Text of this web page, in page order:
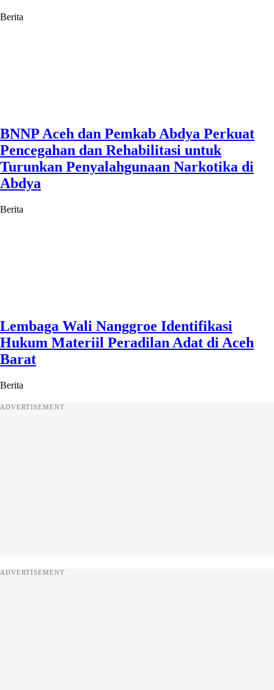
Berita
BNNP Aceh dan Pemkab Abdya Perkuat
Pencegahan dan Rehabilitasi untuk
Turunkan Penyalahgunaan Narkotika di
Abdya
Berita
Lembaga Wali Nanggroe Identifikasi
Hukum Materiil Peradilan Adat di Aceh
Barat
Berita
ADVERTISEMENT
ADVERTISEMENT